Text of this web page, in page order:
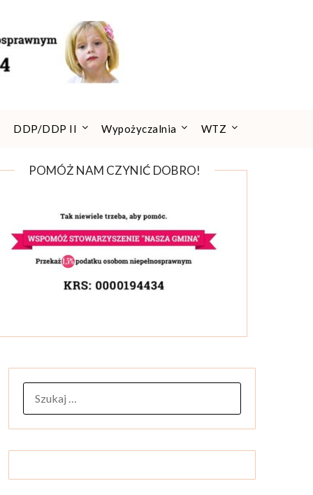
DDP/DDP II Wypożyczalnia WTZ
POMÓŻ NAM CZYNIĆ DOBRO!